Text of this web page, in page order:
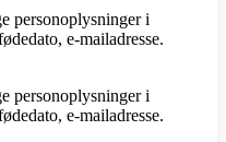
personoplysninger i
e-mailadresse.
personoplysninger i
e-mailadresse.